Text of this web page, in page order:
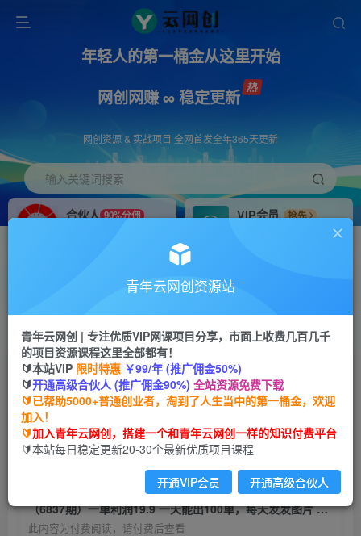
年轻人的第一桶金从这里开始
网创网赚 ∞ 稳定更新
网创资源 & 实战项目 全网首发全年365天更新
输入关键词搜索
合伙人 90%分佣
VIP会员
抢先
搭建同款网站，自己当老板
首页 创业课程 会员专属 正文
（6837期）一单利润19.9 一天能出100单，每天发
发图片 小白也能月入过万（教程+资料）
青年云网创
2年前发布
关注 私信
（6837期）一单利润19.9 一天能出100单，每天发发图片 小白也能月入过万（教程+资料）
此内容为付费阅读，请付费后查看
青年云网创资源站
青年云网创 | 专注优质VIP网课项目分享，市面上收费几百几千
的项目资源课程这里全部都有！
🔰本站VIP 限时特惠 ￥99/年 (推广佣金50%)
🔰开通高级合伙人 (推广佣金90%) 全站资源免费下载
🔰已帮助5000+普通创业者，淘到了人生当中的第一桶金，欢迎
加入！
🔰加入青年云网创，搭建一个和青年云网创一样的知识付费平台
🔰本站每日稳定更新20-30个最新优质项目课程
开通VIP会员 开通高级合伙人